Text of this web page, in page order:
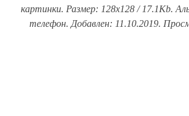
картинки. Размер: 128x128 / 17.1Kb.
телефон. Добавлен: 11.10.2019.